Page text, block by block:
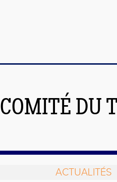
COMITÉ DU
ACTUALITÉS